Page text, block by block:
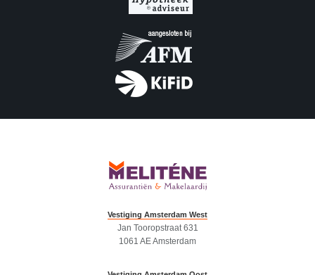
Vestiging Amsterdam West
Jan Tooropstraat 631
1061 AE Amsterdam